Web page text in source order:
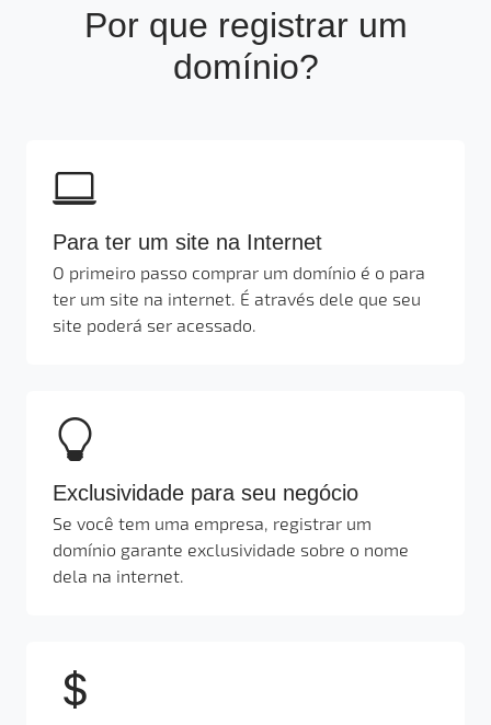
Por que registrar um
domínio?
Para ter um site na Internet
O primeiro passo comprar um domínio é o para
ter um site na internet. É através dele que seu
site poderá ser acessado.
Exclusividade para seu negócio
Se você tem uma empresa, registrar um
domínio garante exclusividade sobre o nome
dela na internet.